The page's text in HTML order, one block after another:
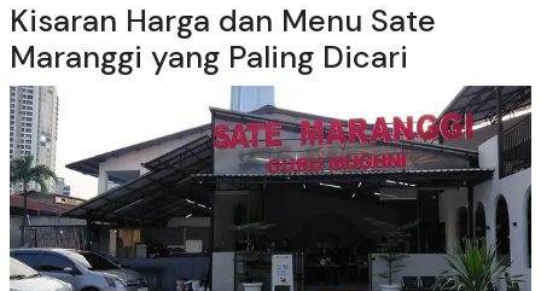
Kisaran Harga dan Menu Sate
Maranggi yang Paling Dicari